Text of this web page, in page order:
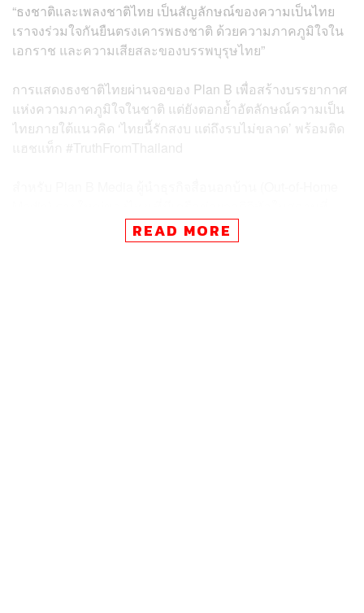
“ธงชาติและเพลงชาติไทย เป็นสัญลักษณ์ของความเป็นไทย
เราจงร่วมใจกันยืนตรงเคารพธงชาติ ด้วยความภาคภูมิใจใน
เอกราช และความเสียสละของบรรพบุรุษไทย”
การแสดงธงชาติไทยผ่านจอของ Plan B เพื่อสร้างบรรยากาศ
แห่งความภาคภูมิใจในชาติ แต่ยังตอกย้ำอัตลักษณ์ความเป็น
ไทยภายใต้แนวคิด ‘ไทยนี้รักสงบ แต่ถึงรบไม่ขลาด’ พร้อมติด
แฮชแท็ก #TruthFromThailand
สำคัญทั่วประเทศ ตั้งแต่ป้ายบิลบอร์ดขนาดใหญ่ จอ LED บน
ถนนสายหลัก สถานีขนส่ง รถไฟฟ้า ไปจนถึงสนามบิน
READ MORE